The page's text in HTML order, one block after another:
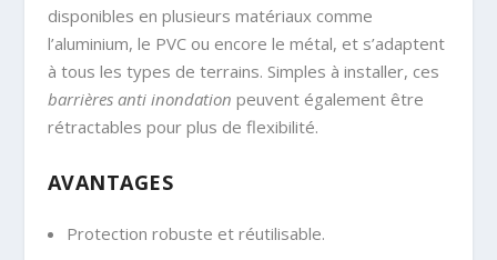
disponibles en plusieurs matériaux comme
l’aluminium, le PVC ou encore le métal, et s’adaptent
à tous les types de terrains. Simples à installer, ces
barrières anti inondation peuvent également être
rétractables pour plus de flexibilité.
AVANTAGES
Protection robuste et réutilisable.